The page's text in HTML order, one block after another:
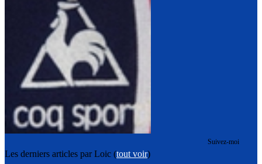
Suivez-moi
Les derniers articles par Loic (tout voir)